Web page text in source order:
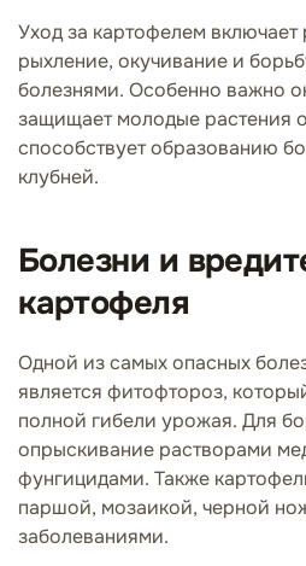
Уход за картофелем
рыхление, окучивание и
болезнями. Особенно важно
защищает молодые растения
способствует образованию
клубней.
Болезни и
картофеля
Одной из самых опасных
является фитофтороз,
полной гибели урожая. Для
опрыскивание растворами
фунгицидами. Также
паршой, мозаикой, черной
заболеваниями.